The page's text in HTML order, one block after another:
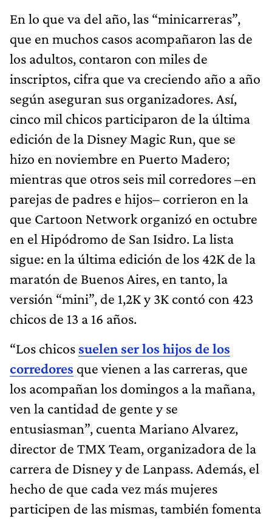
En lo que va del año, las “minicarreras”,
que en muchos casos acompañaron las de
los adultos, contaron con miles de
inscriptos, cifra que va creciendo año a año
según aseguran sus organizadores. Así,
cinco mil chicos participaron de la última
edición de la Disney Magic Run, que se
hizo en noviembre en Puerto Madero;
mientras que otros seis mil corredores –en
parejas de padres e hijos– corrieron en la
que Cartoon Network organizó en octubre
en el Hipódromo de San Isidro. La lista
sigue: en la última edición de los 42K de la
maratón de Buenos Aires, en tanto, la
versión “mini”, de 1,2K y 3K contó con 423
chicos de 13 a 16 años.
“Los chicos suelen ser los hijos de los
corredores que vienen a las carreras, que
los acompañan los domingos a la mañana,
ven la cantidad de gente y se
entusiasman”, cuenta Mariano Alvarez,
director de TMX Team, organizadora de la
carrera de Disney y de Lanpass. Además, el
hecho de que cada vez más mujeres
participen de las mismas, también fomenta